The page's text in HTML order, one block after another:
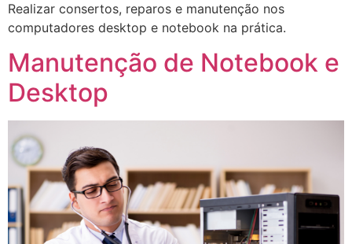
Realizar consertos, reparos e manutenção nos
computadores desktop e notebook na prática.
Manutenção de Notebook e
Desktop